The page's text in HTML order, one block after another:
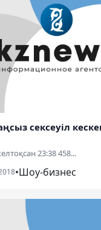
сексеуіл
23:38 458...
•Шоу-бизнес